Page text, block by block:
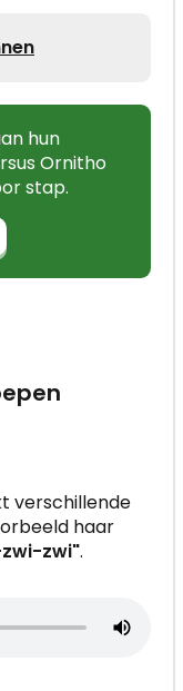
hun
Ornitho
stap.
verschillende
haar
zwi".